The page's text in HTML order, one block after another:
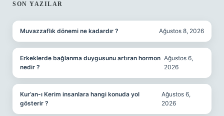
SIDEBAR
SON YAZILAR
Muvazzaflık dönemi ne kadardır ? Ağustos 8, 2026
Erkeklerde bağlanma duygusunu artıran hormon
nedir ?
Ağustos 6,
2026
Kur’an-ı Kerim insanlara hangi konuda yol
gösterir ?
Ağustos 6,
2026